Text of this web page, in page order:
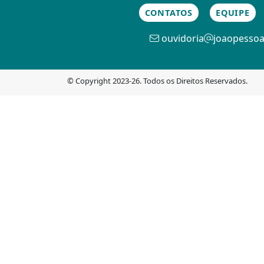
CONTATOS EQUIPE
ouvidoria
© Copyright 2023-26. Todos os Direitos Reservados.